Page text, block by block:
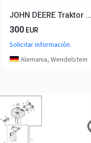
JOHN DEERE Traktor Unterlenker mit Fanghaken
300 EUR
Solicitar información
Alemania, Wendelstein